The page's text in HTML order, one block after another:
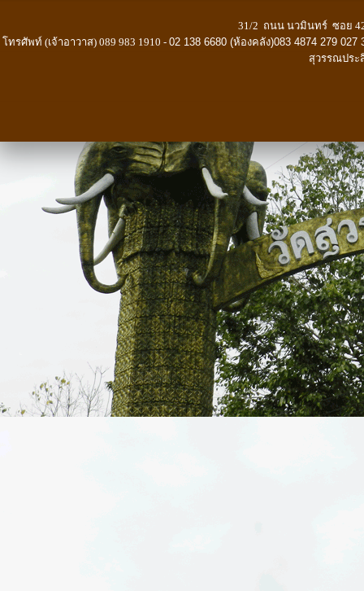
31/2 ถนน นวมินทร์ ซอย
โทรศัพท์ (เจ้าอาวาส) 089 983 1910 - 02 138 6680 (ห้องคลัง)083 4874 279
สุวรรณประ